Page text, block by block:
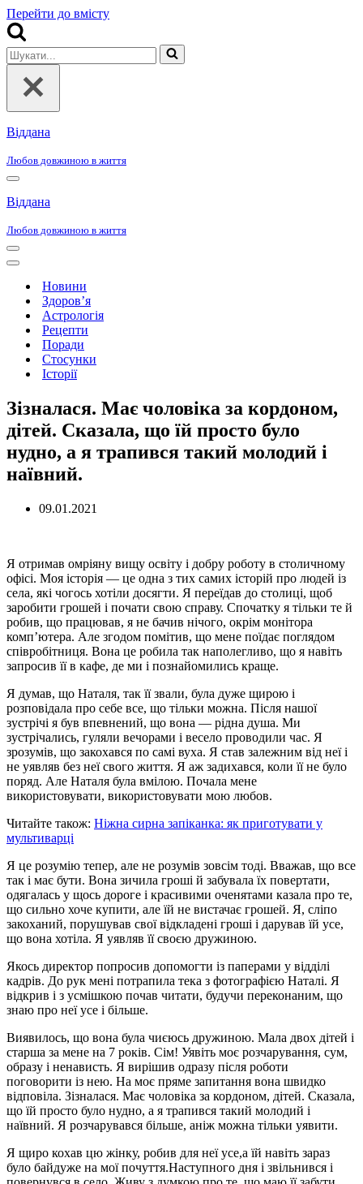
Перейти до вмісту
Шукати...
Віддана
Любов довжиною в життя
Меню
навігації
Віддана
Любов довжиною в життя
Меню
навігації
Меню
навігаціїНовини
Здоров’я
Астрологія
Рецепти
Поради
Стосунки
Історії
Зізналася. Має чоловіка за кордоном,
дітей. Сказала, що їй просто було
нудно, а я трапився такий молодий і
наївний.
09.01.2021
Я отримав омріяну вищу освіту і добру роботу в столичному
офісі. Моя історія — це одна з тих самих історій про людей із
села, які чогось хотіли досягти. Я переїдав до столиці, щоб
заробити грошей і почати свою справу. Спочатку я тільки те й
робив, що працював, я не бачив нічого, окрім монітора
комп’ютера. Але згодом помітив, що мене поїдає поглядом
співробітниця. Вона це робила так наполегливо, що я навіть
запросив її в кафе, де ми і познайомились краще.
Я думав, що Наталя, так її звали, була дуже щирою і
розповідала про себе все, що тільки можна. Після нашої
зустрічі я був впевнений, що вона — рідна душа. Ми
зустрічались, гуляли вечорами і весело проводили час. Я
зрозумів, що закохався по самі вуха. Я став залежним від неї і
не уявляв без неї свого життя. Я аж задихався, коли її не було
поряд. Але Наталя була вмілою. Почала мене
використовувати, використовувати мою любов.
Читайте також: Ніжна сирна запіканка: як приготувати у
мультиварці
Я це розумію тепер, але не розумів зовсім тоді. Вважав, що все
так і має бути. Вона зичила гроші й забувала їх повертати,
одягалась у щось дороге і красивими оченятами казала про те,
що сильно хоче купити, але їй не вистачає грошей. Я, сліпо
закоханий, порушував свої відкладені гроші і дарував їй усе,
що вона хотіла. Я уявляв її своєю дружиною.
Якось директор попросив допомогти із паперами у відділі
кадрів. До рук мені потрапила тека з фотографією Наталі. Я
відкрив і з усмішкою почав читати, будучи переконаним, що
знаю про неї усе і більше.
Виявилось, що вона була чиєюсь дружиною. Мала двох дітей і
старша за мене на 7 років. Сім! Уявіть моє розчарування, сум,
образу і ненависть. Я вирішив одразу після роботи
поговорити із нею. На моє пряме запитання вона швидко
відповіла. Зізналася. Має чоловіка за кордоном, дітей. Сказала,
що їй просто було нудно, а я трапився такий молодий і
наївний. Я розчарувався більше, аніж можна тільки уявити.
Я щиро кохав цю жінку, робив для неї усе,а їй навіть зараз
було байдуже на мої почуття.Наступного дня і звільнився і